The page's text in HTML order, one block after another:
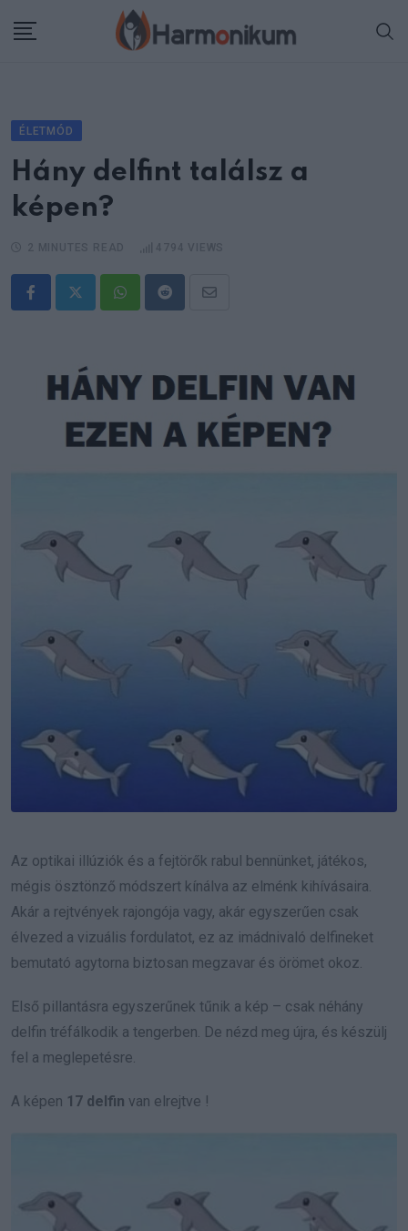
ÉLETMÓD
Hány delfint találsz a
képen?
WhatsappRedditShare
Az optikai illúziók és a fejtörők rabul bennünket, játékos,
mégis ösztönző módszert kínálva az elménk kihívásaira.
Akár a rejtvények rajongója vagy, akár egyszerűen csak
élvezed a vizuális fordulatot, ez az imádnivaló delfineket
bemutató agytorna biztosan megzavar és örömet okoz.
Első pillantásra egyszerűnek tűnik a kép – csak néhány
delfin tréfálkodik a tengerben. De nézd meg újra, és készülj
fel a meglepetésre.
A képen 17 delfin van elrejtve !